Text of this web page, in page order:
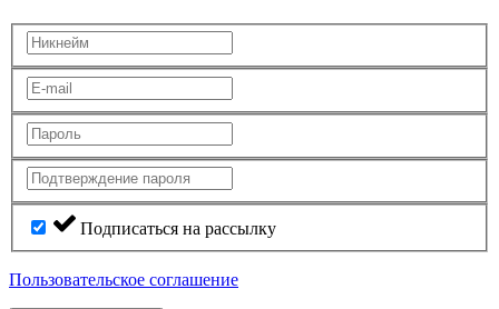
Подписаться на рассылку
Пользовательское соглашение